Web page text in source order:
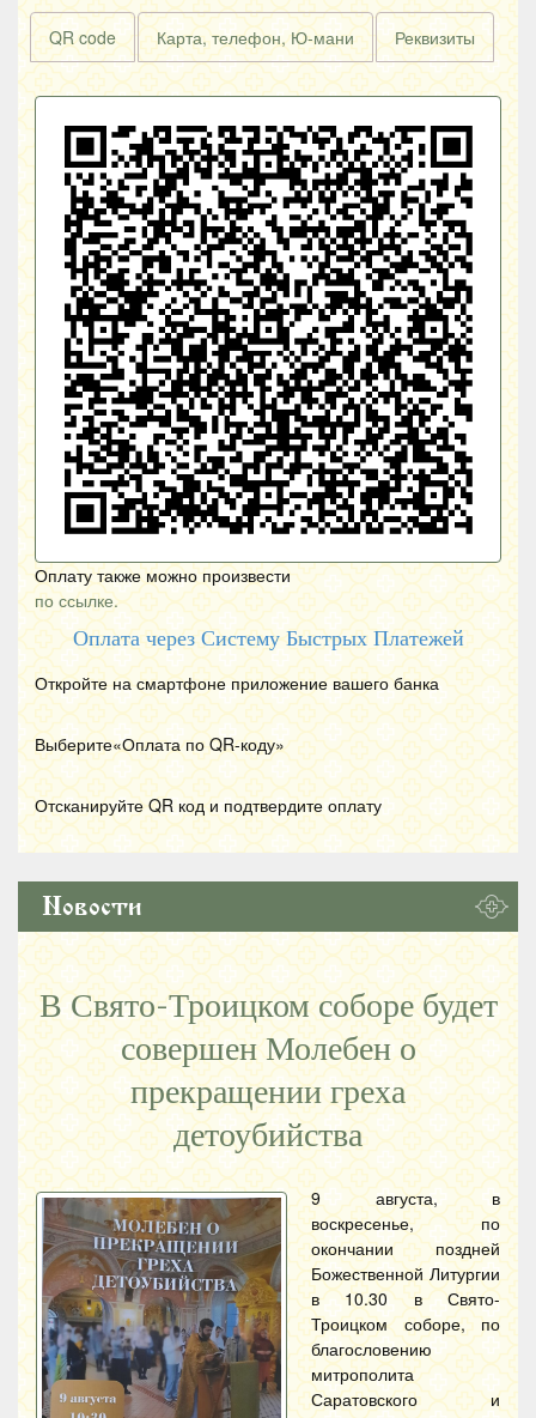
QR code Карта, телефон, Ю-мани Реквизиты
Оплату также можно произвести
по ссылке.
Оплата через Систему Быстрых Платежей
Откройте на смартфоне приложение вашего банка
Выберите«Оплата по QR-коду»
Отсканируйте QR код и подтвердите оплату
Новости
В Свято-Троицком соборе будет
совершен Молебен о
прекращении греха
детоубийства
9 августа, в
воскресенье, по
окончании поздней
Божественной Литургии
в 10.30 в Свято-
Троицком соборе, по
благословению
митрополита
Саратовского и